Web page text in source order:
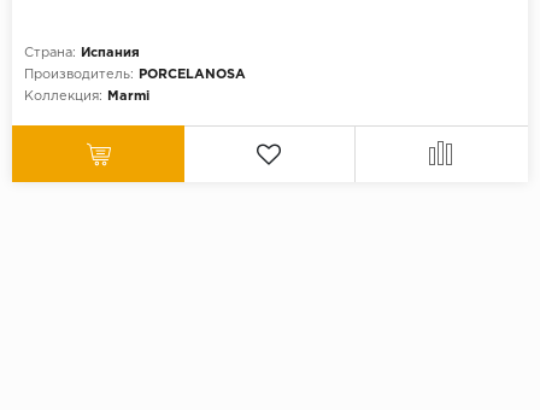
Страна:
Испания
Производитель:
PORCELANOSA
Коллекция:
Marmi